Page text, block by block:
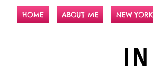
HOME ABOUT ME NEW YORK
IN